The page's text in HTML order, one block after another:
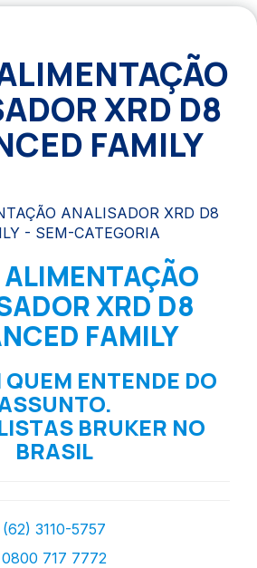
XRD D8
FAMILY
XRD D8
FAMILY
QUEM ENTENDE DO
BRUKER NO
BRASIL
(62) 3110-5757
0800 717 7772